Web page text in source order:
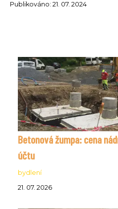
Publikováno: 21. 07. 2024
Betonová žumpa: cena
účtu
bydlení
21. 07. 2026